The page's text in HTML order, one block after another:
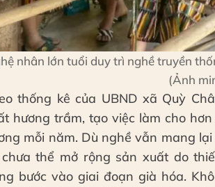
nhân lớn tuổi duy trì nghề truyền
(Ảnh
thống kê của UBND xã Quỳ
hương trầm, tạo việc làm cho
mỗi năm. Dù nghề vẫn mang
thể mở rộng sản xuất do
bước vào giai đoạn già hóa.